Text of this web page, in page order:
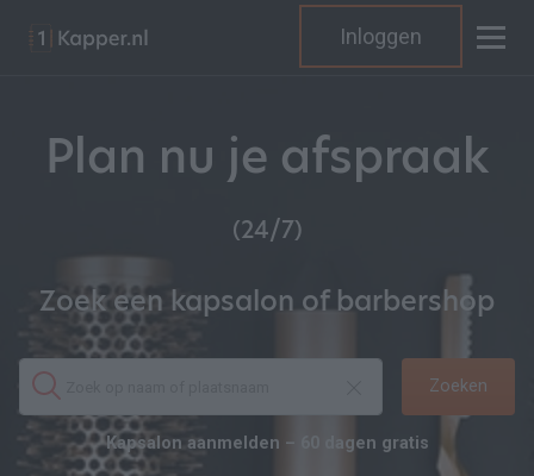
Inloggen
Plan nu je afspraak
(24/7)
Zoek een kapsalon of barbershop
Zoeken
Kapsalon aanmelden – 60 dagen gratis